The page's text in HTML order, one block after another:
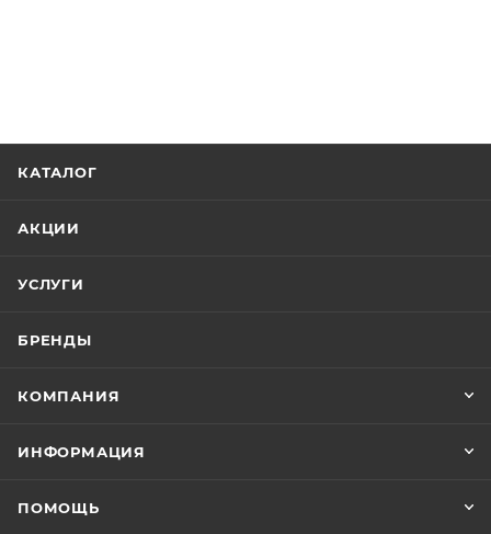
КАТАЛОГ
АКЦИИ
УСЛУГИ
БРЕНДЫ
КОМПАНИЯ
ИНФОРМАЦИЯ
ПОМОЩЬ